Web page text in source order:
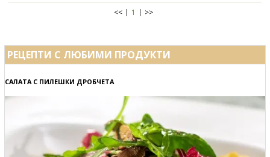
<< 1 >>
РЕЦЕПТИ С ЛЮБИМИ ПРОДУКТИ
САЛАТА С ПИЛЕШКИ ДРОБЧЕТА